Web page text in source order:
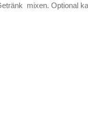
mixen. Optional